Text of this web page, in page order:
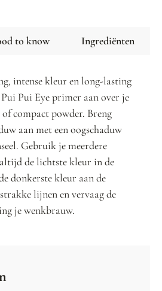
to know Ingrediënten
intense kleur en long-lasting
Pui Eye primer aan over je
compact powder. Breng
aan met een oogschaduw
Gebruik je meerdere
de lichtste kleur in de
donkerste kleur aan de
lijnen en vervaag de
je wenkbrauw.